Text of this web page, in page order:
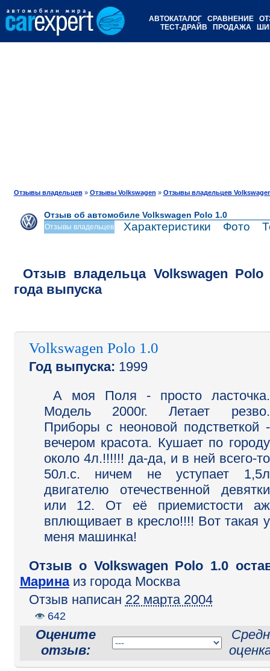
АВТОКАТАЛОГ СРАВНЕНИЕ
ТЕСТ-ДРАЙВ
ПРОДАЖА
Отзывы владельцев» Отзывы Volkswagen » Отзывы владельцев
Отзыв об автомобиле Volkswagen Polo 1.0
Отзывы владельцев Характеристики Фото
Отзыв владельца Volkswagen Polo
года выпуска
Volkswagen Polo 1.0
Год выпуска: 1999
А моя Поля - просто ласточка.
Модель 2000г. Летает резво.
Приборы с неоновой подстветкой -
вечером красота. Кушает по городу
около 4л.!!!!!! да-да, и в ней всего-то
50л.с. ничем не уступает 1,5л
двигателю отечественной девятки
или 12. От её приемистости аж
вплющивает в кресло!!!! Вот такая у
меня машинка!
Отзыв o Volkswagen Polo 1.0
Маринаиз города Москва
Отзыв написан 22 марта 2004
642
Оцените
отзыв: